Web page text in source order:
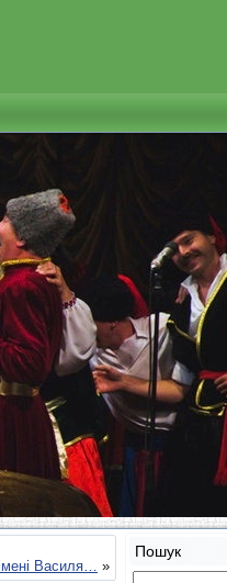
Василя… »
Пошук